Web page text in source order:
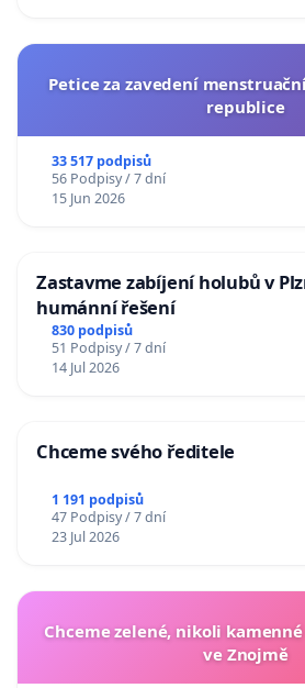
Petice za zavedení
republice
33 517 podpisů
56 Podpisy / 7 dní
15 Jun 2026
Zastavme zabíjení holubů v
humánní řešení
830 podpisů
51 Podpisy / 7 dní
14 Jul 2026
Chceme svého ředitele
1 191 podpisů
47 Podpisy / 7 dní
23 Jul 2026
Chceme zelené, nikoli
ve Znojmě